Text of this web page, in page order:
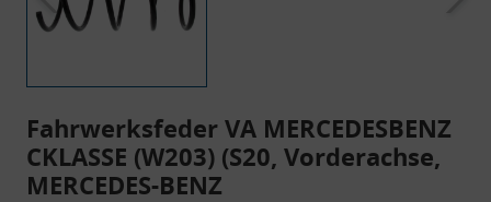
Fahrwerksfeder VA MERCEDESBENZ
CKLASSE (W203) (S20, Vorderachse,
MERCEDES-BENZ